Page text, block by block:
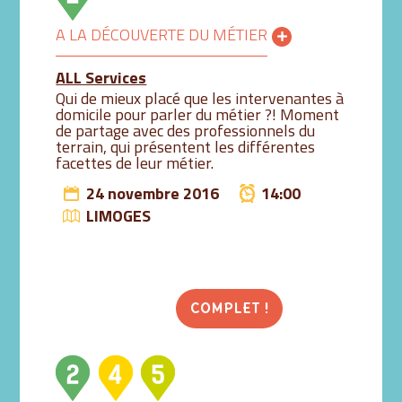
A LA DÉCOUVERTE DU MÉTIER
ALL Services
Qui de mieux placé que les intervenantes à
domicile pour parler du métier ?! Moment
de partage avec des professionnels du
terrain, qui présentent les différentes
facettes de leur métier.
24 novembre 2016
14:00
LIMOGES
COMPLET !